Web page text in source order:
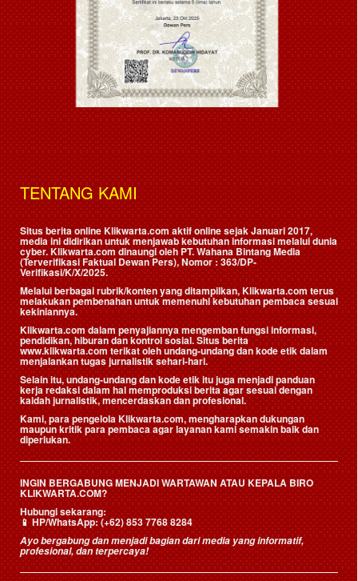
TENTANG KAMI
Situs berita online Klikwarta.com aktif online sejak Januari 2017,
media ini didirikan untuk menjawab kebutuhan informasi melalui dunia
cyber. Klikwarta.com dinaungi oleh PT. Wahana Bintang Media
(Terverifikasi Faktual Dewan Pers), Nomor : 363/DP-
Verifikasi/K/X/2025.
Melalui berbagai rubrik/konten yang ditampilkan, Klikwarta.com terus
melakukan pembenahan untuk memenuhi kebutuhan pembaca sesuai
kekiniannya.
Klikwarta.com dalam penyajiannya mengemban fungsi informasi,
pendidikan, hiburan dan kontrol sosial. Situs berita
www.klikwarta.com terikat oleh undang-undang dan kode etik dalam
menjalankan tugas jurnalistik sehari-hari.
Selain itu, undang-undang dan kode etik itu juga menjadi panduan
kerja redaksi dalam hal memproduksi berita agar sesuai dengan
kaidah jurnalistik, mencerdaskan dan profesional.
Kami, para pengelola Klikwarta.com, mengharapkan dukungan
maupun kritik para pembaca agar layanan kami semakin baik dan
diperlukan.
INGIN BERGABUNG MENJADI WARTAWAN ATAU KEPALA BIRO
KLIKWARTA.COM?
Hubungi sekarang:
📱HP/WhatsApp:(+62) 853 7768 8284
Ayo bergabung dan menjadi bagian dari media yang informatif,
profesional, dan terpercaya!